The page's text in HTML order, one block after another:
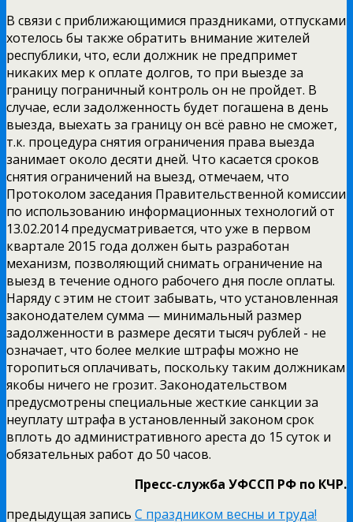
В связи с приближающимися праздниками, отпусками
хотелось бы также обратить внимание жителей
республики, что, если должник не предпримет
никаких мер к оплате долгов, то при выезде за
границу пограничный контроль он не пройдет. В
случае, если задолженность будет погашена в день
выезда, выехать за границу он всё равно не сможет,
т.к. процедура снятия ограничения права выезда
занимает около десяти дней. Что касается сроков
снятия ограничений на выезд, отмечаем, что
Протоколом заседания Правительственной комиссии
по использованию информационных технологий от
13.02.2014 предусматривается, что уже в первом
квартале 2015 года должен быть разработан
механизм, позволяющий снимать ограничение на
выезд в течение одного рабочего дня после оплаты.
Наряду с этим не стоит забывать, что установленная
законодателем сумма — минимальный размер
задолженности в размере десяти тысяч рублей -­ не
означает, что более мелкие штрафы можно не
торопиться оплачивать, поскольку таким должникам
якобы ничего не грозит. Законодательством
предусмотрены специальные жесткие санкции за
неуплату штрафа в установленный законом срок
вплоть до административного ареста до 15 суток и
обязательных работ до 50 часов.
Пресс­-служба УФССП РФ по КЧР.
предыдущая запись С праздником весны и труда!